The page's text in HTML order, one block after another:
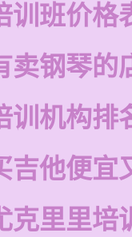
训班价格
卖钢琴的
训机构排
吉他便宜
克里里培